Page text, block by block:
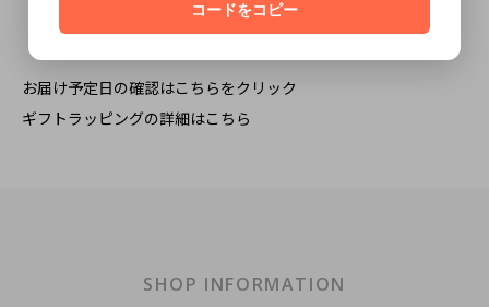
お届け予定日の確認はこちらをクリック
ギフトラッピングの詳細はこちら
SHOP INFORMATION
コードをコピー